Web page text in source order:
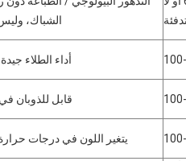
الشباك،
أداء الطلاء
قابل للذوبان
يتغير اللون في درجات